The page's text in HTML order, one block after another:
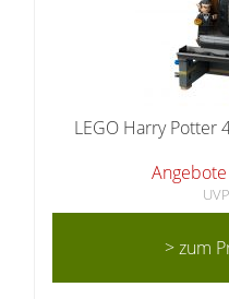
LEGO Harry Potter
> zum